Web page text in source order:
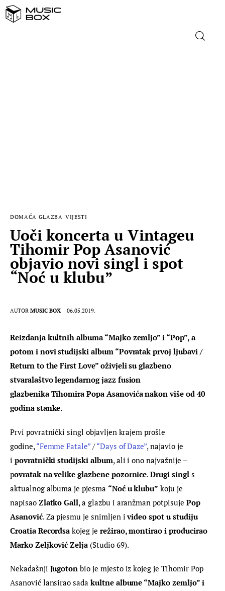
DOMAĆA GLAZBA VIJESTI
Uoči koncerta u Vintageu
Tihomir Pop Asanović
objavio novi singl i spot
“Noć u klubu”
AUTOR MUSIC BOX 06.05.2019.
Reizdanja kultnih albuma “Majko zemljo” i “Pop”, a
potom i novi studijski album “Povratak prvoj ljubavi /
Return to the First Love” oživjeli su glazbeno
stvaralaštvo legendarnog jazz fusion
glazbenika Tihomira Popa Asanovića nakon više od 40
godina stanke.
Prvi povratnički singl objavljen krajem prošle
godine, “Femme Fatale” / “Days of Daze”, najavio je
i povratnički studijski album, ali i ono najvažnije –
povratak na velike glazbene pozornice. Drugi singl s
aktualnog albuma je pjesma “Noć u klubu” koju je
napisao Zlatko Gall, a glazbu i aranžman potpisuje Pop
Asanović. Za pjesmu je snimljen i video spot u studiju
Croatia Recordsa kojeg je režirao, montirao i producirao
Marko Zeljković Zelja (Studio 69).
Nekadašnji Jugoton bio je mjesto iz kojeg je Tihomir Pop
Asanović lansirao sada kultne albume “Majko zemljo” i